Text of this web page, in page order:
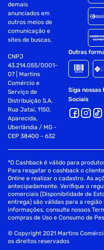
demais
anunciados em
outros meios de
comunicação e
sites de buscas.
CNPJ
43.214.055/0001-
07 | Martins
Comércio e
Serviço de
Distribuição S.A.
Rua Jataí, 1150,
Aparecida,
Uberlândia / MG -
CEP 38400 - 632
Outras
Siga nossas
Sociais
*O Cashback é válido para
Para resgatar o cashback o
Online e realizar o cadastro. As
antecipadamente. Verifique o
comerciais (Disponibilidade de
entrega) são válidas para a
informações, consulte nossos
compras de Uso e Consumo de
© Copyright 2021 Martins
os direitos reservados